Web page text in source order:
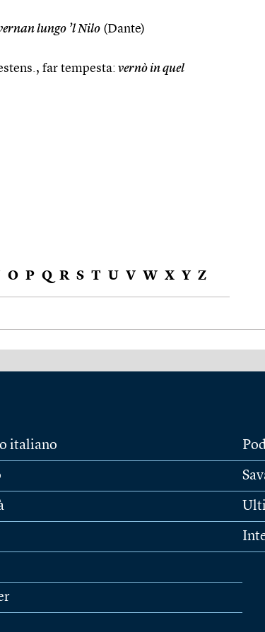
lungo ’l Nilo (Dante)
far tempesta: vernò in quel
O P Q R S T U V W X Y Z
italiano